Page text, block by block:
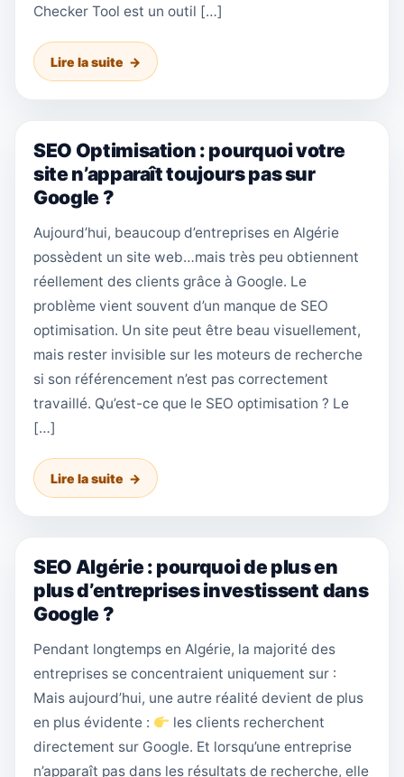
Checker Tool est un outil […]
Lire la suite
SEO Optimisation : pourquoi votre
site n’apparaît toujours pas sur
Google ?
Aujourd’hui, beaucoup d’entreprises en Algérie
possèdent un site web…mais très peu obtiennent
réellement des clients grâce à Google. Le
problème vient souvent d’un manque de SEO
optimisation. Un site peut être beau visuellement,
mais rester invisible sur les moteurs de recherche
si son référencement n’est pas correctement
travaillé. Qu’est-ce que le SEO optimisation ? Le
[…]
Lire la suite
SEO Algérie : pourquoi de plus en
plus d’entreprises investissent dans
Google ?
Pendant longtemps en Algérie, la majorité des
entreprises se concentraient uniquement sur :
Mais aujourd’hui, une autre réalité devient de plus
en plus évidente :
les clients recherchent
directement sur Google. Et lorsqu’une entreprise
n’apparaît pas dans les résultats de recherche, elle